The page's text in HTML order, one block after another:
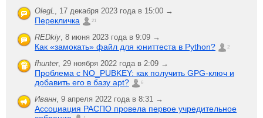
OlegL, 17 декабря 2023 года в 15:00 →
Перекличка 21
REDkiy, 8 июня 2023 года в 9:09 →
Как «замокать» файл для юниттеста в Python? 2
fhunter, 29 ноября 2022 года в 2:09 →
Проблема с NO_PUBKEY: как получить GPG-ключ и
добавить его в базу apt?
6
Иванн, 9 апреля 2022 года в 8:31 →
Ассоциация РАСПО провела первое учредительное